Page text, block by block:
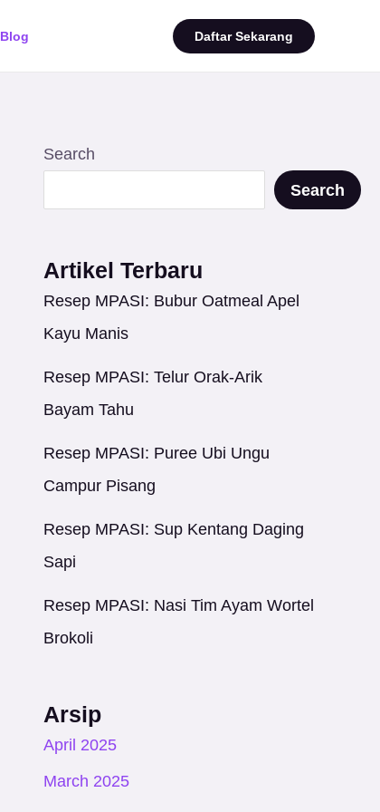
Blog Daftar Sekarang
Search
Search
Artikel Terbaru
Resep MPASI: Bubur Oatmeal Apel
Kayu Manis
Resep MPASI: Telur Orak-Arik
Bayam Tahu
Resep MPASI: Puree Ubi Ungu
Campur Pisang
Resep MPASI: Sup Kentang Daging
Sapi
Resep MPASI: Nasi Tim Ayam Wortel
Brokoli
Arsip
April 2025
March 2025